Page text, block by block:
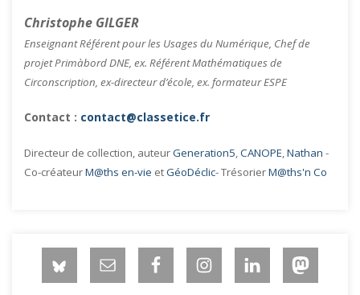
Christophe GILGER
Enseignant Référent pour les Usages du Numérique, Chef de
projet Primàbord DNE, ex. Référent Mathématiques de
Circonscription, ex-directeur d’école, ex. formateur ESPE
Contact : contact@classetice.fr
Directeur de collection, auteurGeneration5,CANOPE,Nathan -
Co-créateurM@ths en-vie etGéoDéclic- TrésorierM@ths'n Co